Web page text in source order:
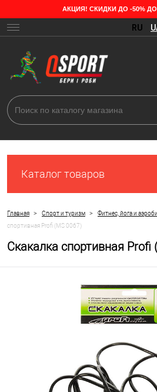
АКЦИЯ! СКИДКИ ДО -50%
RU
Каталог товаров
Главная > Спорт и туризм > Фитнес, йога и
спортивная Profi (MS 0067)
Скакалка спортивная Profi